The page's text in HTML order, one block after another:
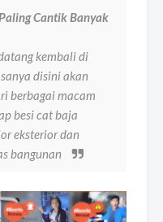
Cantik Banyak
kembali di
disini akan
berbagai macam
besi cat baja
eksterior dan
bangunan